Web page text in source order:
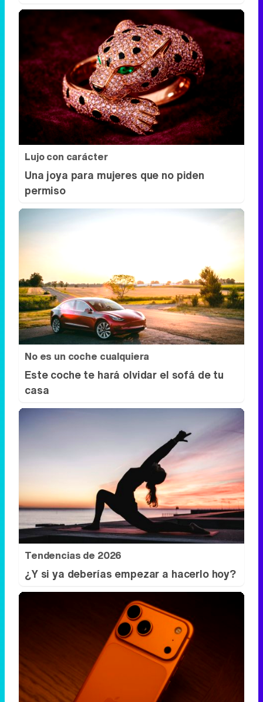
Lujo con carácter
Una joya para mujeres que no piden
permiso
No es un coche cualquiera
Este coche te hará olvidar el sofá de tu
casa
Tendencias de 2026
¿Y si ya deberías empezar a hacerlo hoy?